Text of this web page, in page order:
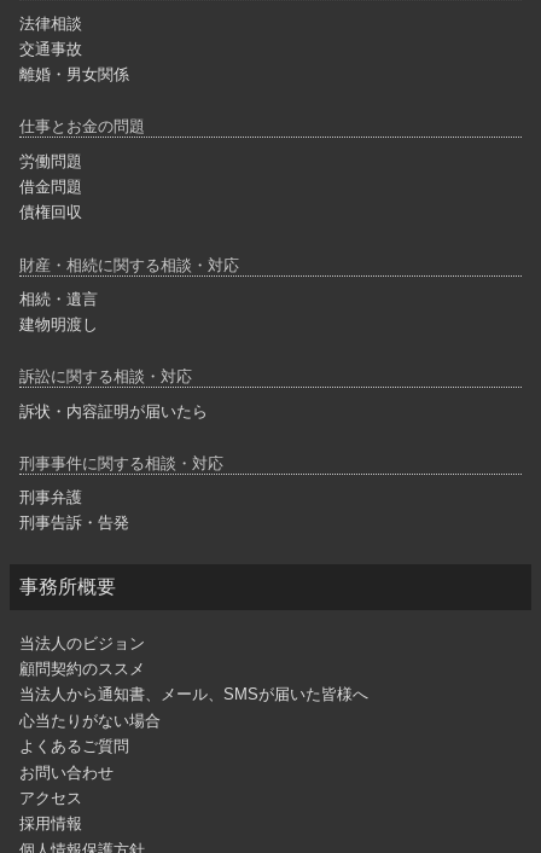
法律相談
交通事故
離婚・男女関係
仕事とお金の問題
労働問題
借金問題
債権回収
財産・相続に関する相談・対応
相続・遺言
建物明渡し
訴訟に関する相談・対応
訴状・内容証明が届いたら
刑事事件に関する相談・対応
刑事弁護
刑事告訴・告発
事務所概要
当法人のビジョン
顧問契約のススメ
当法人から通知書、メール、SMSが届いた皆様へ
心当たりがない場合
よくあるご質問
お問い合わせ
アクセス
採用情報